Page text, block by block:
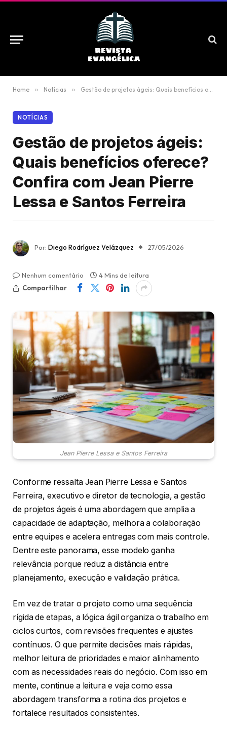
Home » Notícias » Gestão de projetos ágeis: Quais benefícios oferece? Confira com Jean Pierre Lessa e Santos Ferreira
NOTÍCIAS
Gestão de projetos ágeis:
Quais benefícios oferece?
Confira com Jean Pierre
Lessa e Santos Ferreira
Por: Diego Rodríguez Velázquez 27/05/2026
Nenhum comentário
4 Mins de leitura
Compartilhar
Jean Pierre Lessa e Santos Ferreira
Conforme ressalta Jean Pierre Lessa e Santos
Ferreira, executivo e diretor de tecnologia, a gestão
de projetos ágeis é uma abordagem que amplia a
capacidade de adaptação, melhora a colaboração
entre equipes e acelera entregas com mais controle.
Dentre este panorama, esse modelo ganha
relevância porque reduz a distância entre
planejamento, execução e validação prática.
Em vez de tratar o projeto como uma sequência
rígida de etapas, a lógica ágil organiza o trabalho em
ciclos curtos, com revisões frequentes e ajustes
contínuos. O que permite decisões mais rápidas,
melhor leitura de prioridades e maior alinhamento
com as necessidades reais do negócio. Com isso em
mente, continue a leitura e veja como essa
abordagem transforma a rotina dos projetos e
fortalece resultados consistentes.